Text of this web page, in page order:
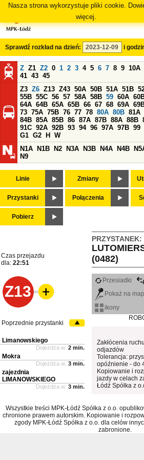
Nasza strona wykorzystuje pliki cookie.
więcej.
Sprawdź rozkład na dzień: i
Z Z1 Z2 0 1 2 3 4 5 6 7 8 9 10A
41 43 45
Z3 Z6 Z13 Z43 50A 50B 51A 51B
55B 55C 56 57 58A 58B 59 60A
64A 64B 65A 65B 66 67 68 69A
73 75A 75B 76 77 78 80A 80B 81A
84B 85A 85B 86 87A 87B 88A 88B
91C 92A 92B 93 94 96 97A 97B 99
G1 G2 H
W
N1A
N1B N2 N3A N3B N4A N4B
N9
Linie Zmiany
Przystanki Połączenia
Pobierz
PRZYSTANEK:
(0482)
Czas przejazdu
dla: 22:51
Z13
Przesiadki
Pokaż na
ikony
Zakłócenia
odjazdów
Tolerancja:
opóźnienie - do
Kopiowanie i
jazdy w celach
Łódź Spółka z
Poprzednie przystanki
Limanowskiego
Dojeżdża w: 2 min.
Mokra
Dojeżdża w: 3 min.
zajezdnia
LIMANOWSKIEGO
Dojeżdża w: 3 min.
Wszystkie treści MPK-Łódź Spółka z o.o.
chronione prawem autorskim. Kopiowanie i
zgody MPK-Łódź Spółka z o.o. dla celów
zabronione.